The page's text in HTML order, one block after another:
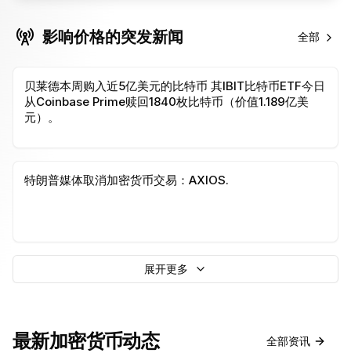
影响价格的突发新闻 全部
贝莱德本周购入近5亿美元的比特币 其IBIT比特币ETF今日
从Coinbase Prime赎回1840枚比特币（价值1.189亿美
元）。
特朗普媒体取消加密货币交易：AXIOS.
展开更多
最新加密货币动态 全部资讯